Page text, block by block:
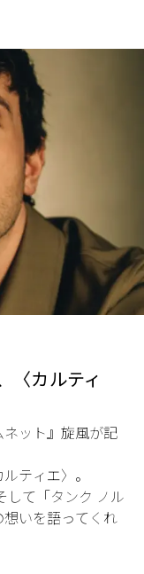
〈カルティ
ット』旋風が記
ティエ〉。
して「タンク ノル
いを語ってくれ